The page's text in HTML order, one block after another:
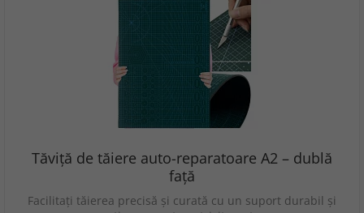
Tăviță de tăiere auto-reparatoare A2 – dublă
față
Facilitați tăierea precisă și curată cu un suport durabil și